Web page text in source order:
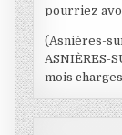
pourriez
(Asnières-
ASNIÈRES-
mois